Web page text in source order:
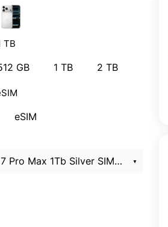
TB
GB 1 TB 2 TB
eSIM
Apple iPhone 17 Pro Max 1Tb Silver SIM+eSIM